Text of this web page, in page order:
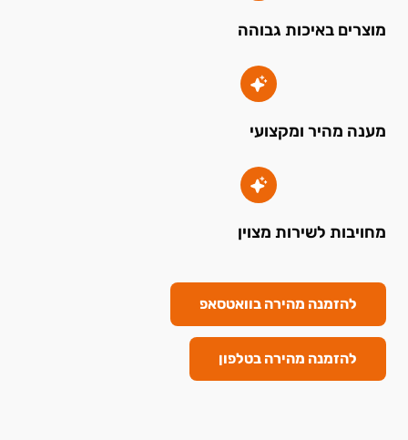
מוצרים באיכות גבוהה
מענה מהיר ומקצועי
מחויבות לשירות מצוין
להזמנה מהירה בוואטסאפ
להזמנה מהירה בטלפון